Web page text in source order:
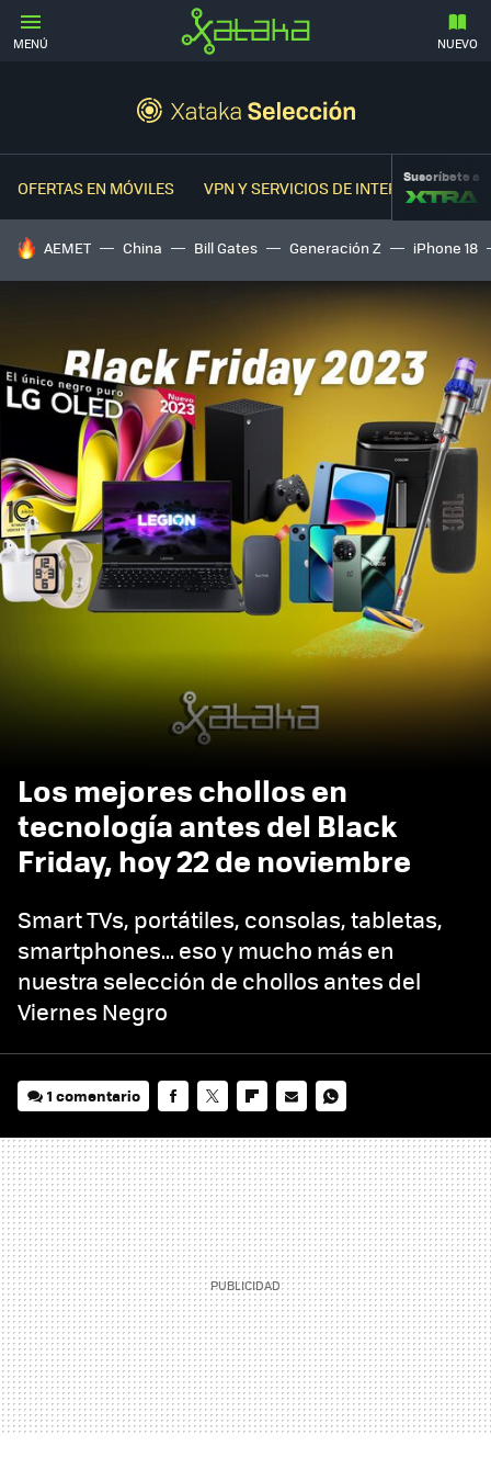
MENÚ NUEVO
OFERTAS EN MÓVILES VPN Y SERVICIOS DE INTERNETSuscríbete a
HOY SE HABLA DE
AEMET China Bill Gates Generación Z iPhone 18
Los mejores chollos en
tecnología antes del Black
Friday, hoy 22 de noviembre
Smart TVs, portátiles, consolas, tabletas,
smartphones... eso y mucho más en
nuestra selección de chollos antes del
Viernes Negro
1 comentario
MAIL